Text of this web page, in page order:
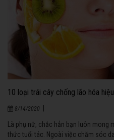
10 loại trái cây chống lão hóa
8/14/2020
Là phụ nữ, chắc hẳn bạn luôn
thức tuổi tác. Ngoài việc chăm sóc